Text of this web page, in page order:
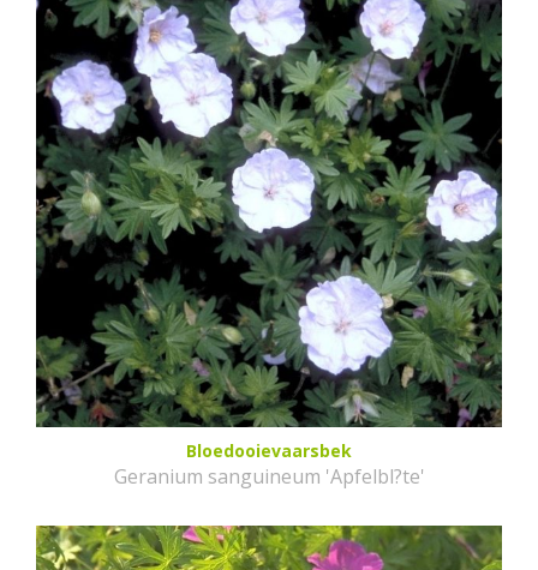
Bloedooievaarsbek
Geranium sanguineum 'Apfelbl?te'